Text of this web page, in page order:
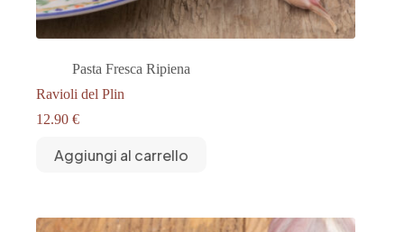
Pasta Fresca Ripiena
Ravioli del Plin
12.90 €
Aggiungi al carrello